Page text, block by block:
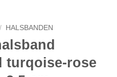
/ HALSBANDEN
turqoise-rose